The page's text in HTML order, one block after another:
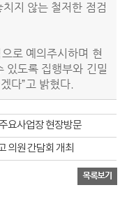
지 않는 철저한 점검
로 예의주시하며 현
있도록 집행부와 긴밀
다”고 밝혔다.
요사업장 현장방문
의원 간담회 개최